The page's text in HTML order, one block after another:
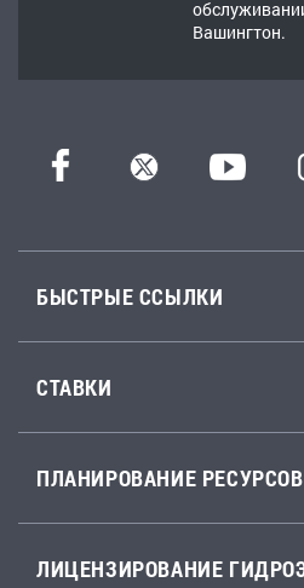
Вашингтон.
БЫСТРЫЕ ССЫЛКИ
СТАВКИ
ПЛАНИРОВАНИЕ РЕСУРСОВ
ЛИЦЕНЗИРОВАНИЕ